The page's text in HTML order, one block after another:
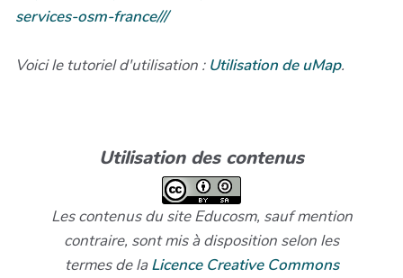
services-osm-france///
Voici le tutoriel d'utilisation : Utilisation de uMap.
Utilisation des contenus
Les contenus du site Educosm, sauf mention
contraire, sont mis à disposition selon les
termes de laLicence Creative Commons